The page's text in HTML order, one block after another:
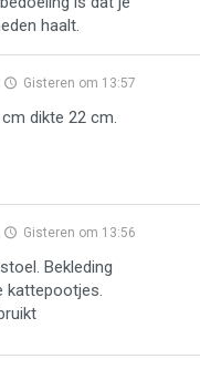
haalt.
Gisteren om 13:57
dikte 22 cm.
Gisteren om 13:56
Bekleding
kattepootjes.